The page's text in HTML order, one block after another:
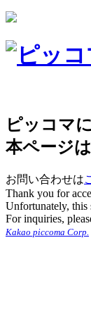
ピッコマ
本ページ
お問い合わせは
Thank you for
Unfortunately, this
For inquiries,
Kakao piccoma Corp.